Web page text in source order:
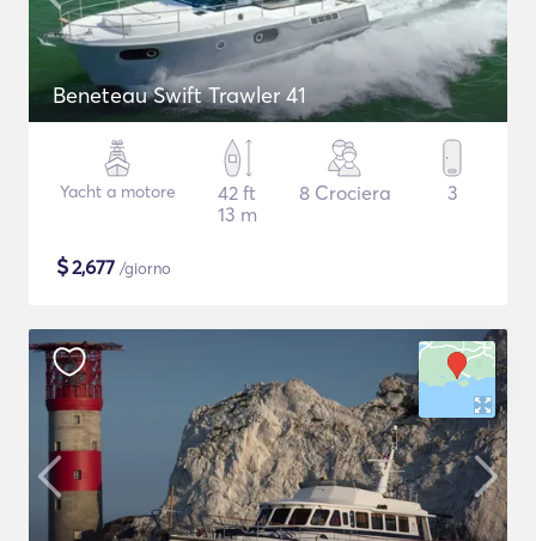
Beneteau Swift Trawler 41
Yacht a motore
42 ft
13 m
8 Crociera 3
$2,677 /giorno